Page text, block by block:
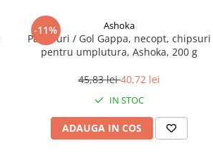
-11% Ashoka
Pani Puri / Gol Gappa, necopt, chipsuri
pentru umplutura, Ashoka, 200 g
45,83 lei40,72 lei
IN STOC
ADAUGA IN COS